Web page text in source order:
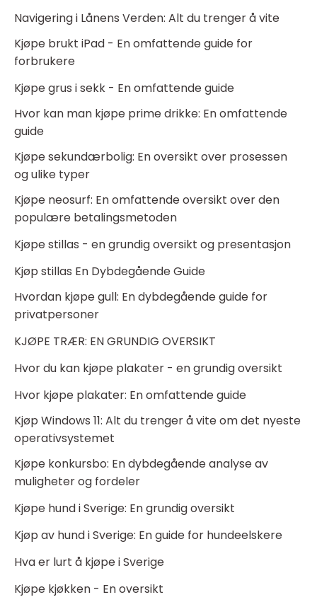
Navigering i Lånens Verden: Alt du trenger å vite
Kjøpe brukt iPad - En omfattende guide for
forbrukere
Kjøpe grus i sekk - En omfattende guide
Hvor kan man kjøpe prime drikke: En omfattende
guide
Kjøpe sekundærbolig: En oversikt over prosessen
og ulike typer
Kjøpe neosurf: En omfattende oversikt over den
populære betalingsmetoden
Kjøpe stillas - en grundig oversikt og presentasjon
Kjøp stillas En Dybdegående Guide
Hvordan kjøpe gull: En dybdegående guide for
privatpersoner
KJØPE TRÆR: EN GRUNDIG OVERSIKT
Hvor du kan kjøpe plakater - en grundig oversikt
Hvor kjøpe plakater: En omfattende guide
Kjøp Windows 11: Alt du trenger å vite om det nyeste
operativsystemet
Kjøpe konkursbo: En dybdegående analyse av
muligheter og fordeler
Kjøpe hund i Sverige: En grundig oversikt
Kjøp av hund i Sverige: En guide for hundeelskere
Hva er lurt å kjøpe i Sverige
Kjøpe kjøkken - En oversikt